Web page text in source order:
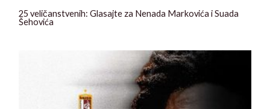
25 veličanstvenih: Glasajte za Nenada Markovića i Suada
Šehovića